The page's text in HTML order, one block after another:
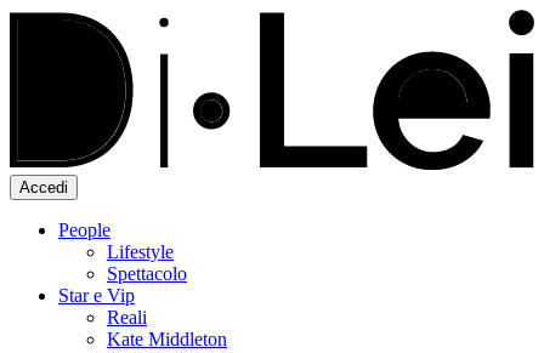
Accedi
People
Lifestyle
Spettacolo
Star e Vip
Reali
Kate Middleton